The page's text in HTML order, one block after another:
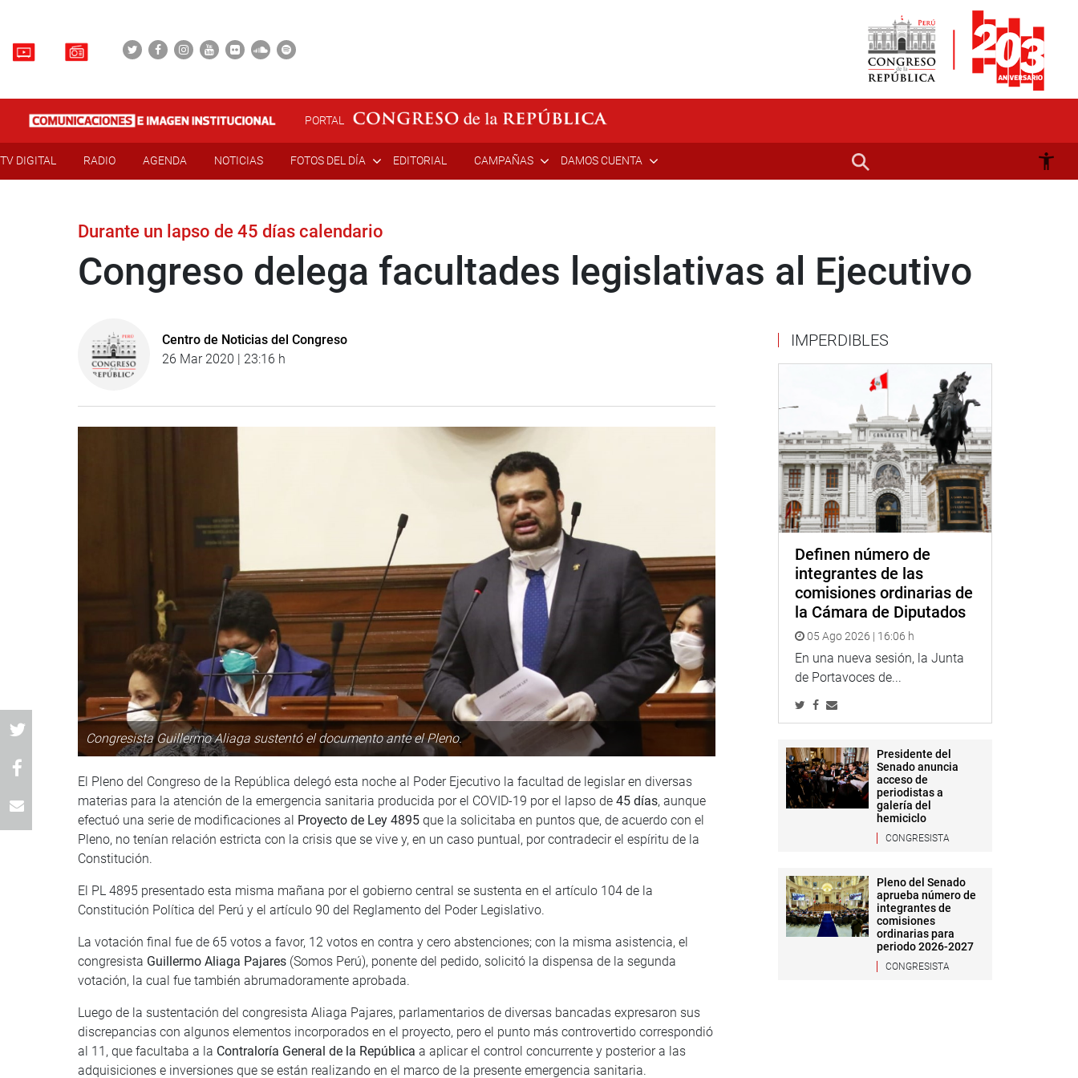
PORTAL
TV DIGITAL RADIO AGENDA NOTICIAS FOTOS DEL DÍA EDITORIAL CAMPAÑAS DAMOS CUENTA
Durante un lapso de 45 días calendario
Congreso delega facultades legislativas al Ejecutivo
Centro de Noticias del Congreso
26 Mar 2020 | 23:16 h
Congresista Guillermo Aliaga sustentó el documento ante el Pleno.
El Pleno del Congreso de la República delegó esta noche al Poder Ejecutivo la facultad de legislar en diversas
materias para la atención de la emergencia sanitaria producida por el COVID-19 por el lapso de 45 días, aunque
efectuó una serie de modificaciones al Proyecto de Ley 4895 que la solicitaba en puntos que, de acuerdo con el
Pleno, no tenían relación estricta con la crisis que se vive y, en un caso puntual, por contradecir el espíritu de la
Constitución.
El PL 4895 presentado esta misma mañana por el gobierno central se sustenta en el artículo 104 de la
Constitución Política del Perú y el artículo 90 del Reglamento del Poder Legislativo.
La votación final fue de 65 votos a favor, 12 votos en contra y cero abstenciones; con la misma asistencia, el
congresista Guillermo Aliaga Pajares (Somos Perú), ponente del pedido, solicitó la dispensa de la segunda
votación, la cual fue también abrumadoramente aprobada.
Luego de la sustentación del congresista Aliaga Pajares, parlamentarios de diversas bancadas expresaron sus
discrepancias con algunos elementos incorporados en el proyecto, pero el punto más controvertido correspondió
al 11, que facultaba a la Contraloría General de la República a aplicar el control concurrente y posterior a las
adquisiciones e inversiones que se están realizando en el marco de la presente emergencia sanitaria.
IMPERDIBLES
Definen número de
integrantes de las
comisiones ordinarias de
la Cámara de Diputados
05 Ago 2026 | 16:06 h
En una nueva sesión, la Junta
de Portavoces de...
Presidente del
Senado anuncia
acceso de
periodistas a
galería del
hemiciclo
CONGRESISTA
Pleno del Senado
aprueba número de
integrantes de
comisiones
ordinarias para
periodo 2026-2027
CONGRESISTA